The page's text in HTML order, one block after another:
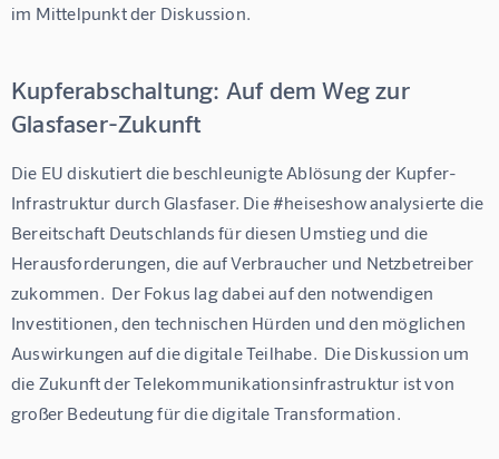
im Mittelpunkt der Diskussion.
Kupferabschaltung: Auf dem Weg zur
Glasfaser-Zukunft
Die EU diskutiert die beschleunigte Ablösung der Kupfer-
Infrastruktur durch Glasfaser. Die #heiseshow analysierte die
Bereitschaft Deutschlands für diesen Umstieg und die
Herausforderungen, die auf Verbraucher und Netzbetreiber
zukommen.  Der Fokus lag dabei auf den notwendigen
Investitionen, den technischen Hürden und den möglichen
Auswirkungen auf die digitale Teilhabe.  Die Diskussion um
die Zukunft der Telekommunikationsinfrastruktur ist von
großer Bedeutung für die digitale Transformation.